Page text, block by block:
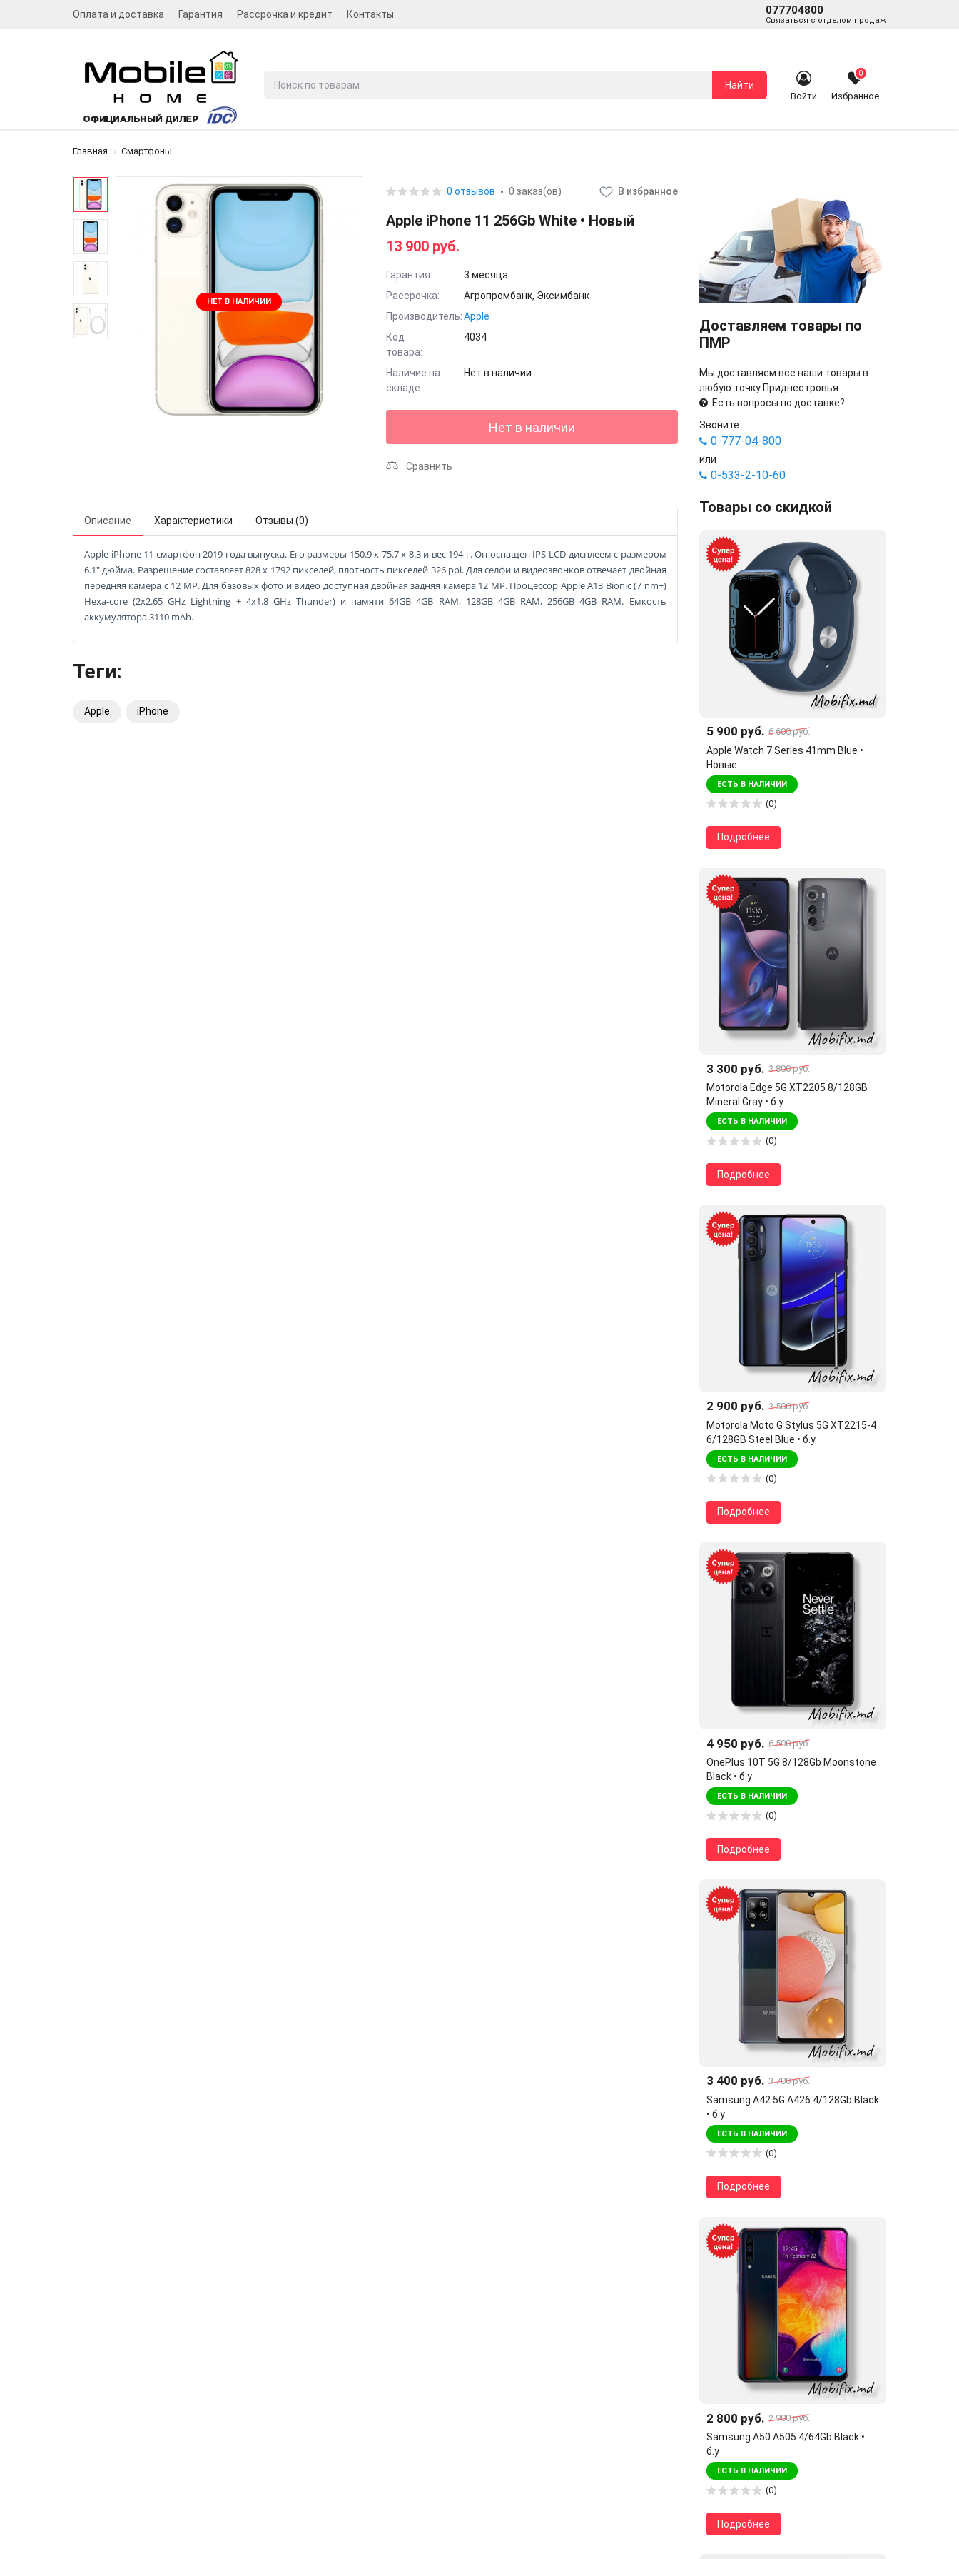
Оплата и доставка Гарантия Рассрочка и кредит Контакты 077704800
Связаться с отделом продаж
Найти
Войти
0
Избранное
Главная Смартфоны
НЕТ В НАЛИЧИИ
0 отзывов 0 заказ(ов) В избранное
Apple iPhone 11 256Gb White • Новый
13 900 руб.
Гарантия:
3 месяца
Рассрочка:
Агропромбанк, Эксимбанк
Производитель: Apple
Код
товара:
4034
Наличие на
складе:
Нет в наличии
Нет в наличии
Сравнить
Описание Характеристики Отзывы (0)
Apple iPhone 11 смартфон 2019 года выпуска. Его размеры 150.9 x 75.7 x 8.3 и вес 194 г. Он оснащен IPS LCD-дисплеем с размером
6.1" дюйма. Разрешение составляет 828 x 1792 пикселей, плотность пикселей 326 ppi. Для селфи и видеозвонков отвечает двойная
передняя камера с 12 MP. Для базовых фото и видео доступная двойная задняя камера 12 MP. Процессор Apple A13 Bionic (7 nm+)
Hexa-core (2x2.65 GHz Lightning + 4x1.8 GHz Thunder) и памяти 64GB 4GB RAM, 128GB 4GB RAM, 256GB 4GB RAM. Емкость
аккумулятора 3110 mAh.
Теги:
Apple iPhone
Доставляем товары по
ПМР
Мы доставляем все наши товары в
любую точку Приднестровья.
Есть вопросы по доставке?
Звоните:
0-777-04-800
или
0-533-2-10-60
Товары со скидкой
5 900 руб. 6 600 руб.
Apple Watch 7 Series 41mm Blue •
Новые
ЕСТЬ В НАЛИЧИИ
(0)
Подробнее
3 300 руб. 3 800 руб.
Motorola Edge 5G XT2205 8/128GB
Mineral Gray • б.у
ЕСТЬ В НАЛИЧИИ
(0)
Подробнее
2 900 руб. 3 500 руб.
Motorola Moto G Stylus 5G XT2215-4
6/128GB Steel Blue • б.у
ЕСТЬ В НАЛИЧИИ
(0)
Подробнее
4 950 руб. 6 500 руб.
OnePlus 10T 5G 8/128Gb Moonstone
Black • б.у
ЕСТЬ В НАЛИЧИИ
(0)
Подробнее
3 400 руб. 3 700 руб.
Samsung A42 5G A426 4/128Gb Black
• б.у
ЕСТЬ В НАЛИЧИИ
(0)
Подробнее
2 800 руб. 2 900 руб.
Samsung A50 A505 4/64Gb Black •
б.у
ЕСТЬ В НАЛИЧИИ
(0)
Подробнее